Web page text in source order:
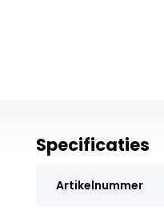
Specificaties
Artikelnummer